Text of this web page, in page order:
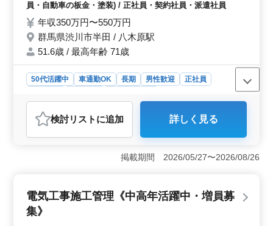
員・自動車の板金・塗装) / 正社員・契約社員・派遣社員
年収350万円〜550万円
群馬県渋川市半田 / 八木原駅
51.6歳 / 最高年齢 71歳
50代活躍中 車通勤OK 長期 男性歓迎
正社員
おすすめポイント
＜経験者歓迎＞ 10年以上の自動車整備経験者を積極採
用しています。大型・トラック整備歓迎しています。業
務は整備、修理、点検、オイル/タイヤ交換、不具合ヒア
リング、洗車、車内清掃など多岐にわたります。スキル
フト制で柔軟な働き方が可能となっています。中高年の
方も歓迎しています。休日は日曜祝日、夏季休暇、年末
年始、GW、有給休暇など充実しています。ワークライフ
検討リスト に追加 詳しく見る
掲載期間 2026/05/27〜2026/08/26
電気工事施工管理《中高年活躍中・増員募
集》